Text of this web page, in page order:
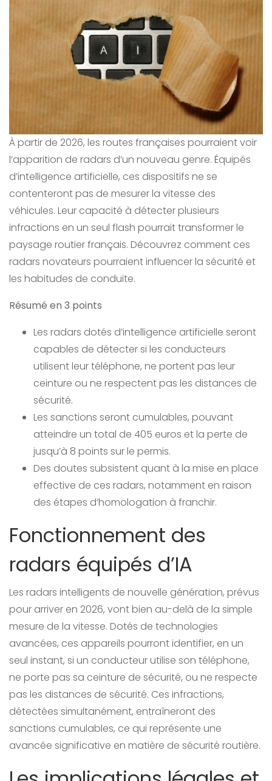
À partir de 2026, les routes françaises pourraient voir
l’apparition de radars d’un nouveau genre. Équipés
d’intelligence artificielle, ces dispositifs ne se
contenteront pas de mesurer la vitesse des
véhicules. Leur capacité à détecter plusieurs
infractions en un seul flash pourrait transformer le
paysage routier français. Découvrez comment ces
radars novateurs pourraient influencer la sécurité et
les habitudes de conduite.
Résumé en 3 points
Les radars dotés d’intelligence artificielle seront
capables de détecter si les conducteurs
utilisent leur téléphone, ne portent pas leur
ceinture ou ne respectent pas les distances de
sécurité.
Les sanctions seront cumulables, pouvant
atteindre un total de 405 euros et la perte de
jusqu’à 8 points sur le permis.
Des doutes subsistent quant à la mise en place
effective de ces radars, notamment en raison
des étapes d’homologation à franchir.
Fonctionnement des
radars équipés d’IA
Les radars intelligents de nouvelle génération, prévus
pour arriver en 2026, vont bien au-delà de la simple
mesure de la vitesse. Dotés de technologies
avancées, ces appareils pourront identifier, en un
seul instant, si un conducteur utilise son téléphone,
ne porte pas sa ceinture de sécurité, ou ne respecte
pas les distances de sécurité. Ces infractions,
détectées simultanément, entraîneront des
sanctions cumulables, ce qui représente une
avancée significative en matière de sécurité routière.